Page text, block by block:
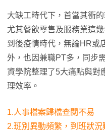
大缺工時代下，首當其衝
尤其餐飲零售及服務業這
到後疫情時代，無論HR或
外，也因兼職PT多，同步
資學院整理了5大痛點與對
理效率。
1.人事檔案歸檔查閱不易
2.班別異動頻繁，到班狀況